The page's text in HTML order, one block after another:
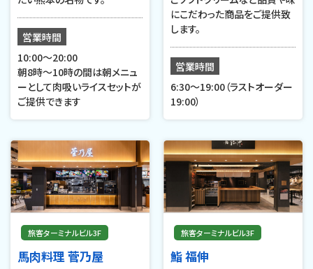
営業時間
10:00～20:00
朝8時～10時の間は朝メニュ
ーとして肉吸いライスセットが
ご提供できます
にこだわった商品をご提供致
します。
営業時間
6:30〜19:00（ラストオーダー
19:00）
旅客ターミナルビル3F
馬肉料理 菅乃屋
旅客ターミナルビル3F
鮨 福伸